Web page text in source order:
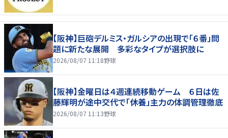
【阪神】巨砲デルミス・ガルシアの出現で「６番」問
題に新たな展開 多彩なタイプが選択肢に
2026/08/07 11:18野球
【阪神】金曜日は４週連続移動ゲーム ６日は佐
藤輝明が途中交代で「休養」主力の体調管理徹底
2026/08/07 11:13野球